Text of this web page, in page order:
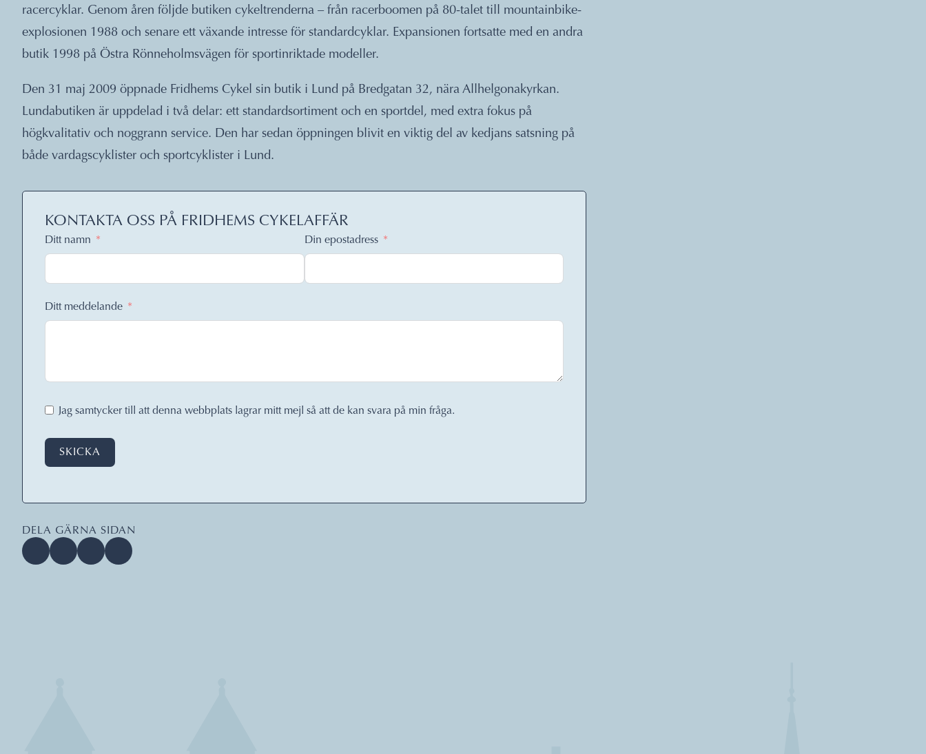
racercyklar. Genom åren följde butiken cykeltrenderna – från racerboomen på 80-talet till mountainbike-
explosionen 1988 och senare ett växande intresse för standardcyklar. Expansionen fortsatte med en andra
butik 1998 på Östra Rönneholmsvägen för sportinriktade modeller.
Den 31 maj 2009 öppnade Fridhems Cykel sin butik i Lund på Bredgatan 32, nära Allhelgonakyrkan.
Lundabutiken är uppdelad i två delar: ett standardsortiment och en sportdel, med extra fokus på
högkvalitativ och noggrann service. Den har sedan öppningen blivit en viktig del av kedjans satsning på
både vardagscyklister och sportcyklister i Lund.
KONTAKTA OSS PÅ FRIDHEMS CYKELAFFÄR
Ditt namn Din epostadress
Ditt meddelande
Jag samtycker till att denna webbplats lagrar mitt mejl så att de kan svara på min fråga.
SKICKA
DELA GÄRNA SIDAN